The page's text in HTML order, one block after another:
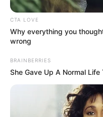
Τις επόμενες
ανακοινώσεις.
Περισσότερα νέα
Εύβοια: Θλίψη για
έφυγε από την ζωή
CTA LOVE
Why everything you
wrong
BRAINBERRIES
She Gave Up A Normal